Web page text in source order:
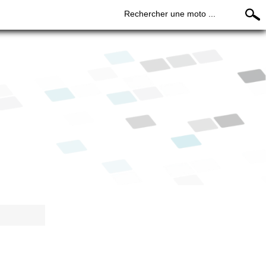
Rechercher une moto ...